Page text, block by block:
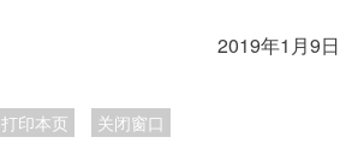
2019年1月9日
打印本页 关闭窗口